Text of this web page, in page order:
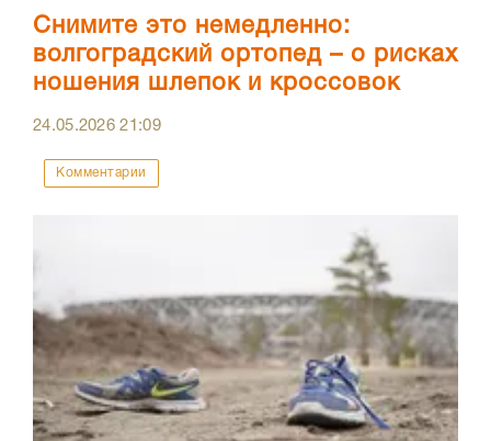
Снимите это немедленно:
волгоградский ортопед – о рисках
ношения шлепок и кроссовок
24.05.202621:09
Комментарии